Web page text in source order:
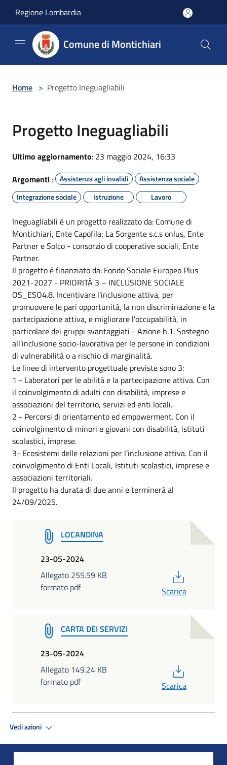
Regione Lombardia
Comune di Montichiari
Home > Progetto Ineguagliabili
Progetto Ineguagliabili
Ultimo aggiornamento: 23 maggio 2024, 16:33
Argomenti : Assistenza agli invalidi
Assistenza sociale
Integrazione sociale
Istruzione Lavoro
Ineguagliabili é un progetto realizzato da: Comune di
Montichiari, Ente Capofila; La Sorgente s.c.s onlus, Ente
Partner e Solco - consorzio di cooperative sociali, Ente
Partner.
Il progetto é finanziato da: Fondo Sociale Europeo Plus
2021-2027 - PRIORITÀ 3 – INCLUSIONE SOCIALE
OS_ESO4.8. Incentivare l'inclusione attiva, per
promuovere le pari opportunità, la non discriminazione e la
partecipazione attiva, e migliorare l'occupabilità, in
particolare dei gruppi svantaggiati - Azione h.1. Sostegno
all’inclusione socio-lavorativa per le persone in condizioni
di vulnerabilità o a rischio di marginalità.
Le linee di intervento progettuale previste sono 3:
1 - Laboratori per le abilità e la partecipazione attiva. Con
il coinvolgimento di adulti con disabilità, imprese e
associazioni del territorio, servizi ed enti locali.
2 - Percorsi di orientamento ed empowerment. Con il
coinvolgimento di minori e giovani con disabilità, istituti
scolastici, imprese.
3- Ecosistemi delle relazioni per l’inclusione attiva. Con il
coinvolgimento di Enti Locali, Istituti scolastici, imprese e
associazioni territoriali.
Il progetto ha durata di due anni e terminerà al
24/09/2025.
LOCANDINA
23-05-2024
Allegato 255.59 KB
formato pdf
Scarica
CARTA DEI SERVIZI
23-05-2024
Allegato 149.24 KB
formato pdf
Scarica
Vedi azioni